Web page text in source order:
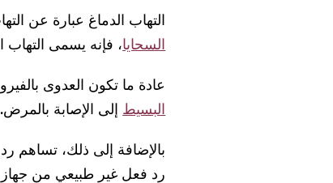
التهاب الدماغ عبارة عن
السحايا، فإنه يسمى التهاب
عادة ما تكون العدوى
البسيط إلى الإصابة بالمرض.
بالإضافة إلى ذلك، تساهم
رد فعل غير طبيعي من جهاز